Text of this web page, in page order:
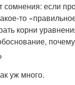
если
то
корни
уж много.